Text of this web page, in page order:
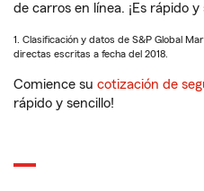
de carros en línea. ¡Es rápido y
1. Clasificación y datos de S&P Global
directas escritas a fecha del 2018.
Comience su cotización de
rápido y sencillo!